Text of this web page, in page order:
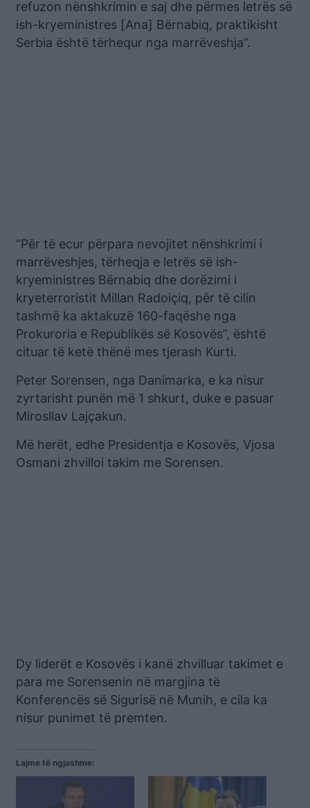
refuzon nënshkrimin e saj dhe përmes letrës së
ish-kryeministres [Ana] Bërnabiq, praktikisht
Serbia është tërhequr nga marrëveshja”.
“Për të ecur përpara nevojitet nënshkrimi i
marrëveshjes, tërheqja e letrës së ish-
kryeministres Bërnabiq dhe dorëzimi i
kryeterroristit Millan Radoiçiq, për të cilin
tashmë ka aktakuzë 160-faqëshe nga
Prokuroria e Republikës së Kosovës”, është
cituar të ketë thënë mes tjerash Kurti.
Peter Sorensen, nga Danimarka, e ka nisur
zyrtarisht punën më 1 shkurt, duke e pasuar
Mirosllav Lajçakun.
Më herët, edhe Presidentja e Kosovës, Vjosa
Osmani zhvilloi takim me Sorensen.
Dy liderët e Kosovës i kanë zhvilluar takimet e
para me Sorensenin në margjina të
Konferencës së Sigurisë në Munih, e cila ka
nisur punimet të premten.
Lajme të ngjashme: